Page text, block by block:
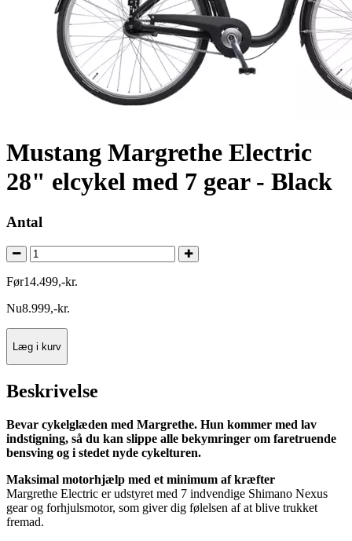
Mustang Margrethe Electric
28" elcykel med 7 gear - Black
Antal
Før14.499,-kr.
Nu8.999,-kr.
Læg i kurv
Beskrivelse
Bevar cykelglæden med Margrethe. Hun kommer med lav
indstigning, så du kan slippe alle bekymringer om faretruende
bensving og i stedet nyde cykelturen.
Maksimal motorhjælp med et minimum af kræfter
Margrethe Electric er udstyret med 7 indvendige Shimano Nexus
gear og forhjulsmotor, som giver dig følelsen af at blive trukket
fremad.